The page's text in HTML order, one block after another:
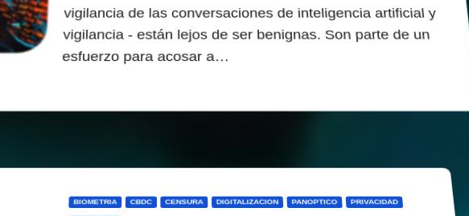
vigilancia de las conversaciones de inteligencia artificial y
vigilancia - están lejos de ser benignas. Son parte de un
esfuerzo para acosar a…
BIOMETRIA CBDC CENSURA DIGITALIZACION PANOPTICO PRIVACIDAD